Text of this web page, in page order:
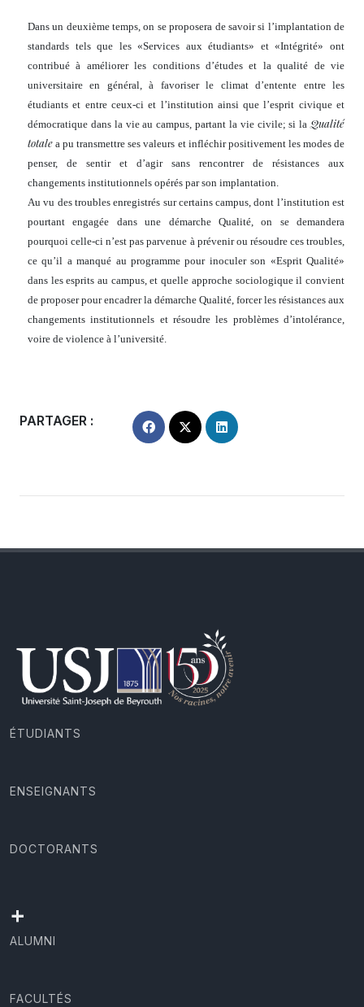
Dans un deuxième temps, on se proposera de savoir si l’implantation de
standards tels que les «Services aux étudiants» et «Intégrité» ont
contribué à améliorer les conditions d’études et la qualité de vie
universitaire en général, à favoriser le climat d’entente entre les
étudiants et entre ceux-ci et l’institution ainsi que l’esprit civique et
démocratique dans la vie au campus, partant la vie civile; si laQualité
totale a pu transmettre ses valeurs et infléchir positivement les modes de
penser, de sentir et d’agir sans rencontrer de résistances aux
changements institutionnels opérés par son implantation.
Au vu des troubles enregistrés sur certains campus, dont l’institution est
pourtant engagée dans une démarche Qualité, on se demandera
pourquoi celle-ci n’est pas parvenue à prévenir ou résoudre ces troubles,
ce qu’il a manqué au programme pour inoculer son «Esprit Qualité»
dans les esprits au campus, et quelle approche sociologique il convient
de proposer pour encadrer la démarche Qualité, forcer les résistances aux
changements institutionnels et résoudre les problèmes d’intolérance,
voire de violence à l’université.
PARTAGER :
ÉTUDIANTS
ENSEIGNANTS
DOCTORANTS
+
ALUMNI
FACULTÉS